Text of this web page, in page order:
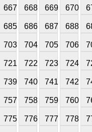
667 668 669 670
685 686 687 688
703 704 705 706
721 722 723 724
739 740 741 742
757 758 759 760
775 776 777 778